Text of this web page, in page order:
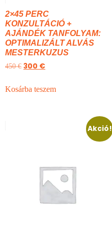
2×45 PERC
KONZULTÁCIÓ +
AJÁNDÉK TANFOLYAM:
OPTIMALIZÁLT ALVÁS
MESTERKUZUS
450€ 300 €
Kosárba teszem
Akció!